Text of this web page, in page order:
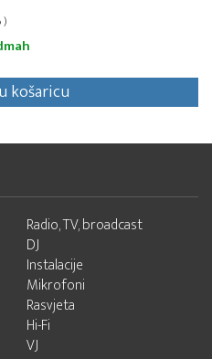
)
košaricu
Radio, TV, broadcast
DJ
Instalacije
Mikrofoni
Rasvjeta
Hi-Fi
VJ